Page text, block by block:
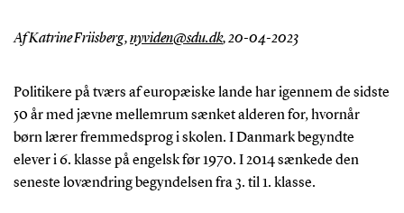
Af Katrine Friisberg,nyviden@sdu.dk,20-04-2023
Politikere på tværs af europæiske lande har igennem de sidste
50 år med jævne mellemrum sænket alderen for, hvornår
børn lærer fremmedsprog i skolen. I Danmark begyndte
elever i 6. klasse på engelsk før 1970. I 2014 sænkede den
seneste lovændring begyndelsen fra 3. til 1. klasse.